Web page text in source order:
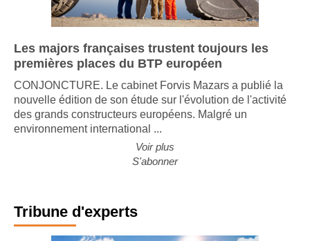
Les majors françaises trustent toujours les
premières places du BTP européen
CONJONCTURE. Le cabinet Forvis Mazars a publié la
nouvelle édition de son étude sur l'évolution de l'activité
des grands constructeurs européens. Malgré un
environnement international ...
Voir plus
S'abonner
Tribune d'experts